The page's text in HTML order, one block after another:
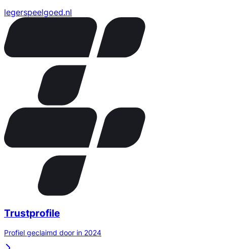
legerspeelgoed.nl
Trustprofile
Profiel geclaimd door in 2024